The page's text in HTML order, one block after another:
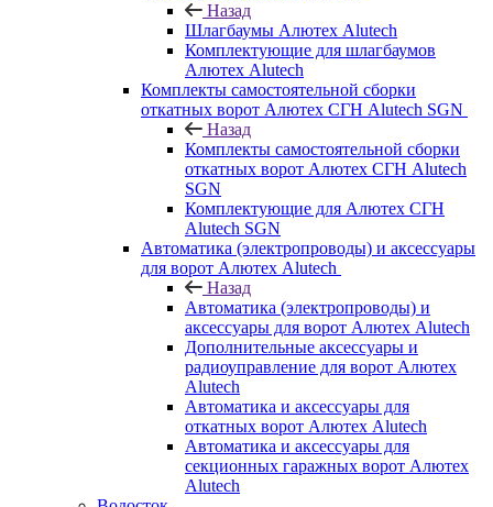
Назад
Шлагбаумы Алютех Alutech
Комплектующие для шлагбаумов
Алютех Alutech
Комплекты самостоятельной сборки
откатных ворот Алютех СГН Alutech SGN
Назад
Комплекты самостоятельной сборки
откатных ворот Алютех СГН Alutech
SGN
Комплектующие для Алютех СГН
Alutech SGN
Автоматика (электропроводы) и аксессуары
для ворот Алютех Alutech
Назад
Автоматика (электропроводы) и
аксессуары для ворот Алютех Alutech
Дополнительные аксессуары и
радиоуправление для ворот Алютех
Alutech
Автоматика и аксессуары для
откатных ворот Алютех Alutech
Автоматика и аксессуары для
секционных гаражных ворот Алютех
Alutech